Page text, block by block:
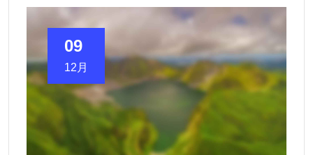
09
12月